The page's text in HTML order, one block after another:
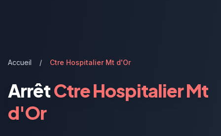
Accueil / Ctre Hospitalier Mt d'Or
ArrêtCtre Hospitalier Mt
d'Or